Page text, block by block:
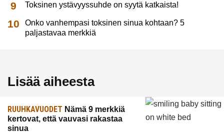
Toksinen ystävyyssuhde on syytä katkaista!
Onko vanhempasi toksinen sinua kohtaan? 5
paljastavaa merkkiä
Lisää aiheesta
RUUHKAVUODET Nämä 9 merkkiä
kertovat, että vauvasi rakastaa
sinua